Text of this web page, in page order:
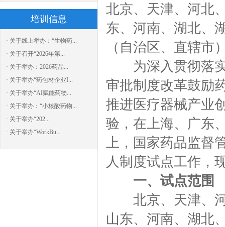
培训信息
· 关于线上举办：“生物药...
· 关于召开“2026年第...
· 关于举办：2026药品...
· 关于举办“药包材企业I...
· 关于举办“AI赋能药物...
· 关于举办：“小核酸药物...
· 关于举办“202...
· 关于举办“WorkBu...
北京、天津、河北
东、河南、湖北、
（自治区、直辖市
为深入贯彻落实
审批制度改革鼓励
推进医疗器械产业
验，在上海、广东
上，国家药品监督
人制度试点工作，
一、试点范围
北京、天津、河
山东、河南、湖北